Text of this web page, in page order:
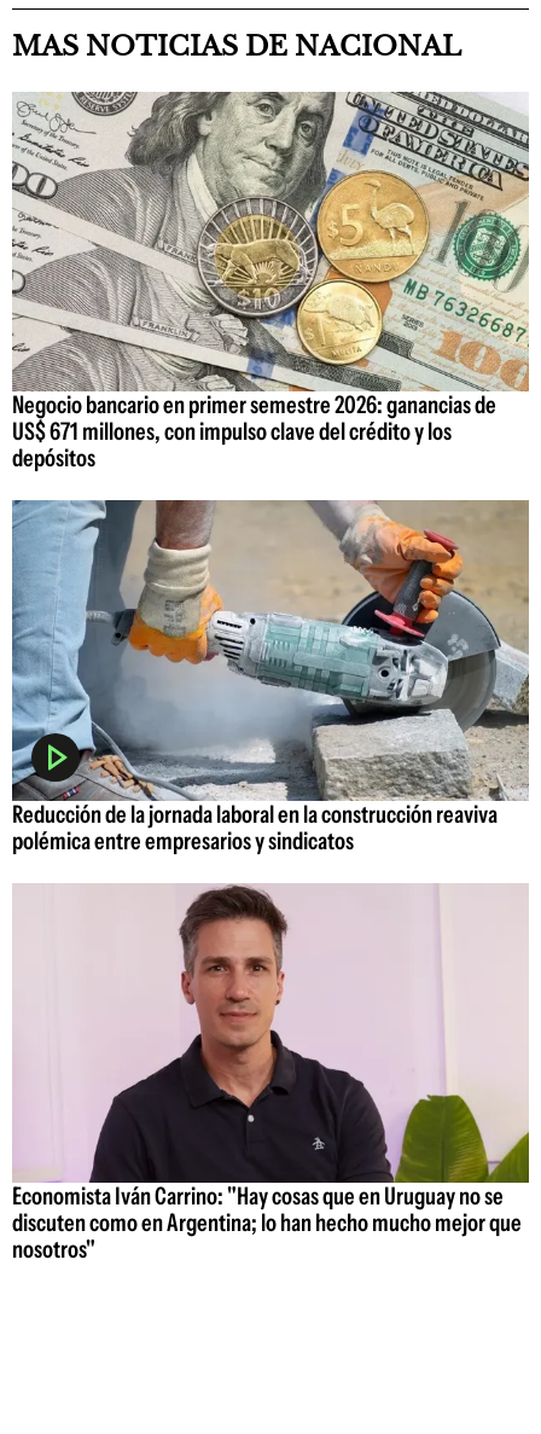
MAS NOTICIAS DE NACIONAL
Negocio bancario en primer semestre 2026: ganancias de
US$ 671 millones, con impulso clave del crédito y los
depósitos
Reducción de la jornada laboral en la construcción reaviva
polémica entre empresarios y sindicatos
Economista Iván Carrino: "Hay cosas que en Uruguay no se
discuten como en Argentina; lo han hecho mucho mejor que
nosotros"